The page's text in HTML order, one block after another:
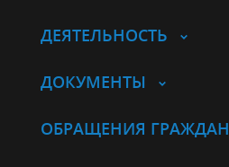
ДЕЯТЕЛЬНОСТЬ
ДОКУМЕНТЫ
ОБРАЩЕНИЯ ГРАЖДАН